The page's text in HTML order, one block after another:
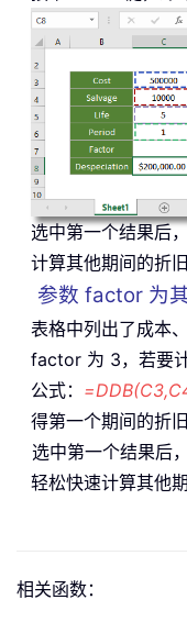
选中第一个结果后
计算其他期间的折旧
参数 factor 为
表格中列出了成本
factor 为 3，若要
公式：
得第一个期间的折旧
选中第一个结果后
轻松快速计算其他
相关函数：